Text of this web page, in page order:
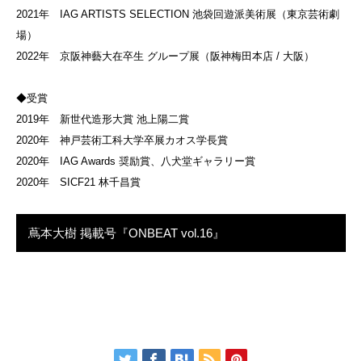
2021年 IAG ARTISTS SELECTION 池袋回遊派美術展（東京芸術劇
場）
2022年 京阪神藝大在卒生 グループ展（阪神梅田本店 / 大阪）
◆受賞
2019年 新世代造形大賞 池上陽二賞
2020年 神戸芸術工科大学卒展カオス学長賞
2020年 IAG Awards 奨励賞、八犬堂ギャラリー賞
2020年 SICF21 林千昌賞
蔦本大樹 掲載号『ONBEAT vol.16』